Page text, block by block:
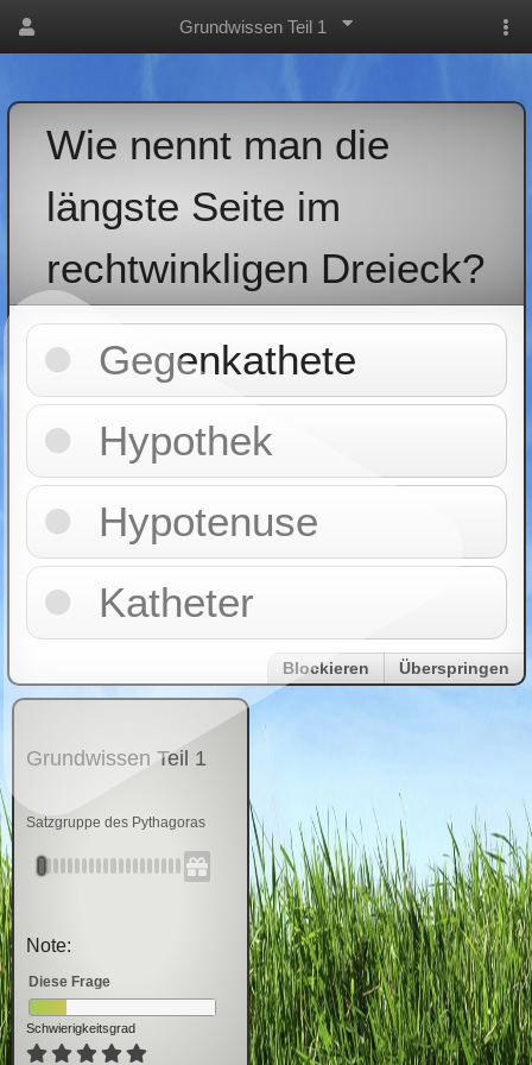
Grundwissen Teil 1
Wie nennt man die
längste Seite im
rechtwinkligen Dreieck?
Gegenkathete
Hypothek
Hypotenuse
Katheter
Blockieren Überspringen
Grundwissen Teil 1
Satzgruppe des Pythagoras
Note:
Diese Frage
Schwierigkeitsgrad